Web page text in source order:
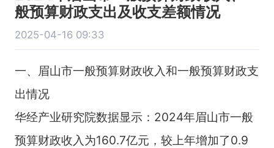
般预算财政支出及收支差额情况
2025-04-16 09:33
一、眉山市一般预算财政收入和一般预算财政支
出情况
华经产业研究院数据显示：2024年眉山市一般
预算财政收入为160.7亿元，较上年增加了0.9